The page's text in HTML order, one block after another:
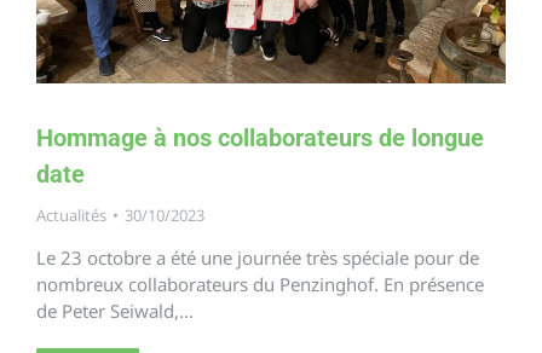
Hommage à nos collaborateurs de longue
date
Actualités 30/10/2023
Le 23 octobre a été une journée très spéciale pour de
nombreux collaborateurs du Penzinghof. En présence
de Peter Seiwald,…